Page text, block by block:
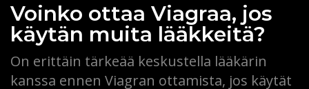
Voinko ottaa Viagraa, jos
käytän muita lääkkeitä?
On erittäin tärkeää keskustella lääkärin
kanssa ennen Viagran ottamista, jos käytät